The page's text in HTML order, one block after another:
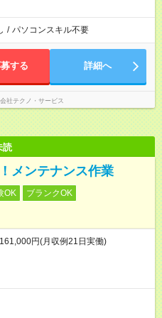
/ パソコンスキル不要
する 詳細へ
社テクノ・サービス
読
メンテナンス作業
OK
ブランクOK
円(月収例21日実働)